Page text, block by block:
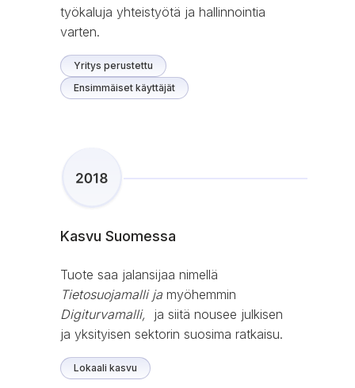
työkaluja yhteistyötä ja hallinnointia
varten.
Yritys perustettu
Ensimmäiset käyttäjät
Kasvu Suomessa
Tuote saa jalansijaa nimellä
Tietosuojamalli ja myöhemmin
Digiturvamalli, ja siitä nousee julkisen
ja yksityisen sektorin suosima ratkaisu.
Lokaali kasvu